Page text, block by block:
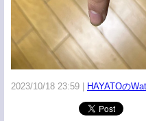
2023/10/18 23:59 HAYATOの